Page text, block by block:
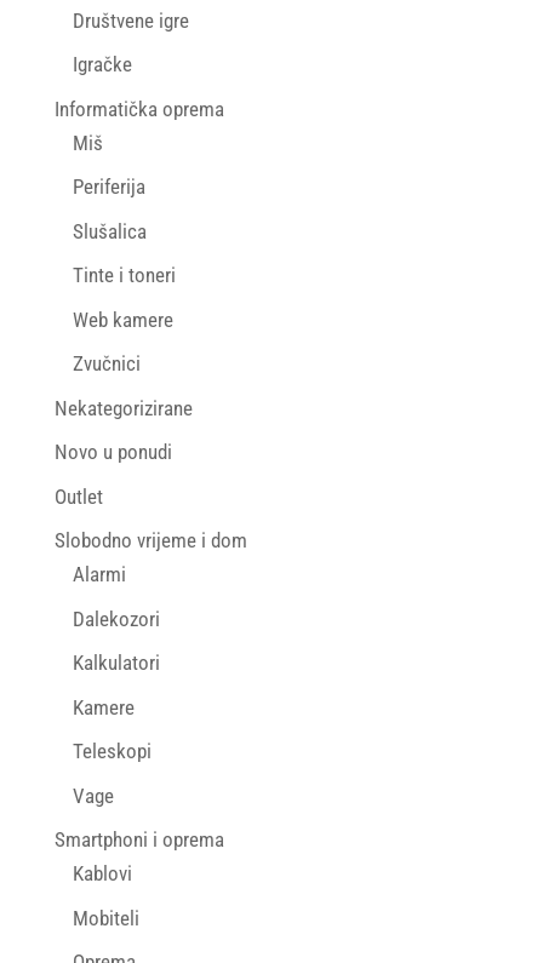
Društvene igre
Igračke
Informatička oprema
Miš
Periferija
Slušalica
Tinte i toneri
Web kamere
Zvučnici
Nekategorizirane
Novo u ponudi
Outlet
Slobodno vrijeme i dom
Alarmi
Dalekozori
Kalkulatori
Kamere
Teleskopi
Vage
Smartphoni i oprema
Kablovi
Mobiteli